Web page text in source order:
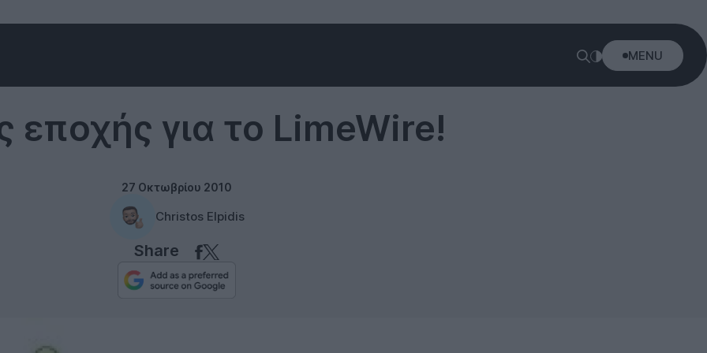
MENU
εποχής για το LimeWire!
27 Οκτωβρίου 2010
Christos Elpidis
Share